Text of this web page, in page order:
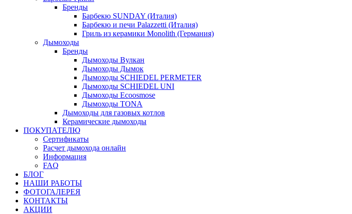
Бренды
Барбекю SUNDAY (Италия)
Барбекю и печи Palazzetti (Италия)
Гриль из керамики Monolith (Германия)
Дымоходы
Бренды
Дымоходы Вулкан
Дымоходы Дымок
Дымоходы SCHIEDEL PERMETER
Дымоходы SCHIEDEL UNI
Дымоходы Ecoosmose
Дымоходы TONA
Дымоходы для газовых котлов
Керамические дымоходы
ПОКУПАТЕЛЮ
Сертификаты
Расчет дымохода онлайн
Информация
FAQ
БЛОГ
НАШИ РАБОТЫ
ФОТОГАЛЕРЕЯ
КОНТАКТЫ
АКЦИИ